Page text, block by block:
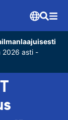
2026 asti -